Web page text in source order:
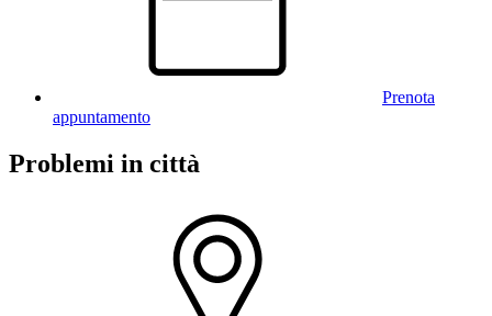
Prenota
appuntamento
Problemi in città